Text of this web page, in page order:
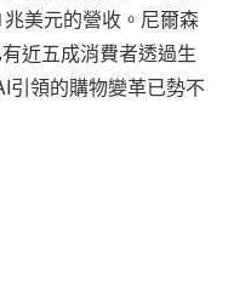
美元的營收。尼爾森
近五成消費者透過生
引領的購物變革已勢不